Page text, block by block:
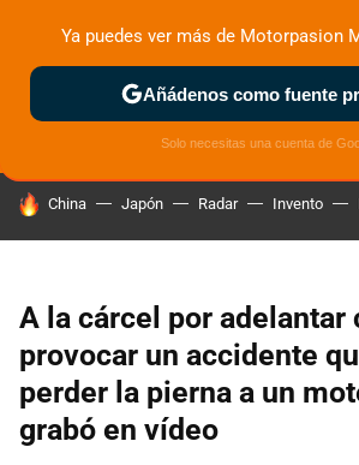
ZONA DE PRUEBAS DEPORTIVAS
HOY SE HABLA DE
China Japón Radar Invento
A la cárcel por adelantar
provocar un accidente
perder la pierna a un
grabó en vídeo
Ya puedes ver más de Motorpasion
Añádenos como fuente
Solo necesitas una cuenta de